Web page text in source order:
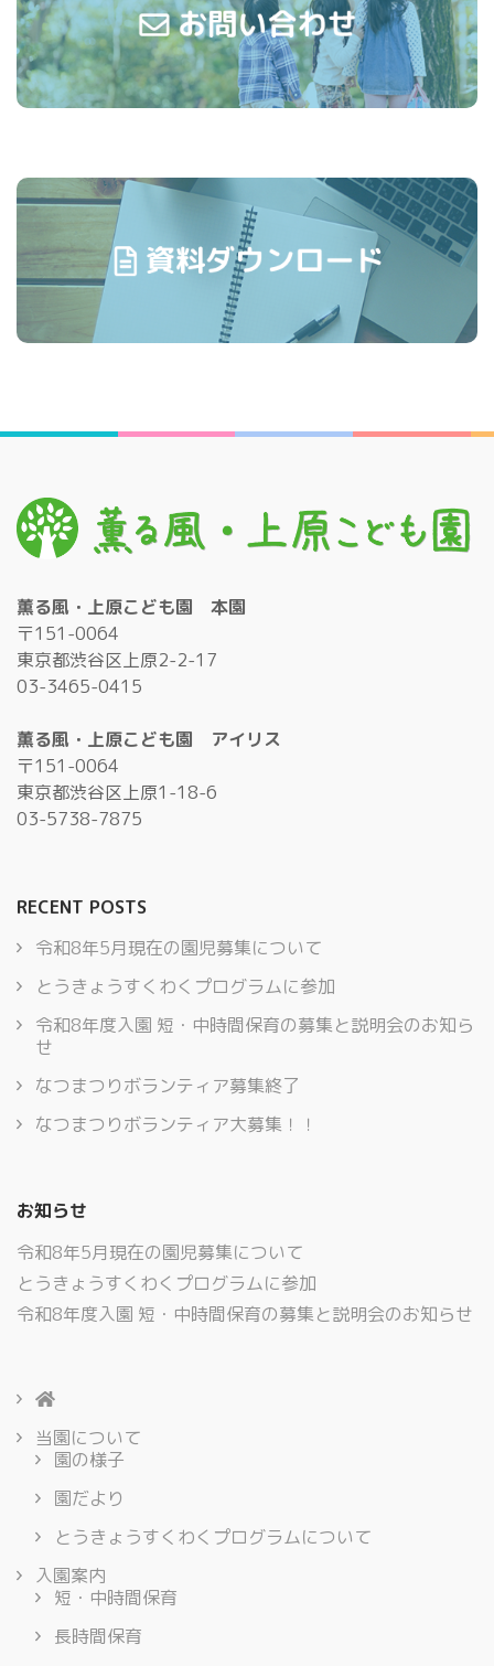
薫る風・上原こども園 本園
〒151-0064
東京都渋谷区上原2-2-17
03-3465-0415
薫る風・上原こども園 アイリス
〒151-0064
東京都渋谷区上原1-18-6
03-5738-7875
RECENT POSTS
令和8年5月現在の園児募集について
とうきょうすくわくプログラムに参加
令和8年度入園 短・中時間保育の募集と説明会のお知ら
せ
なつまつりボランティア募集終了
なつまつりボランティア大募集！！
お知らせ
令和8年5月現在の園児募集について
とうきょうすくわくプログラムに参加
令和8年度入園 短・中時間保育の募集と説明会のお知らせ
当園について
園の様子
園だより
とうきょうすくわくプログラムについて
入園案内
短・中時間保育
長時間保育